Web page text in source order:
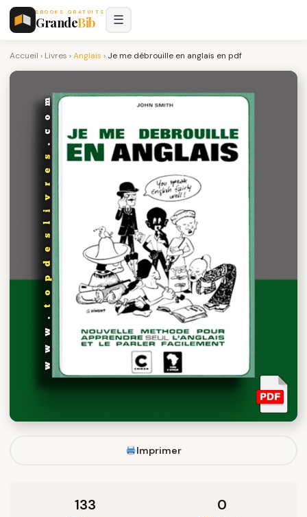
EBOOKS GRATUITS
GrandeBib ☰
Accueil › Livres ›Anglais › Je me débrouille en anglais en pdf
Imprimer
133 0